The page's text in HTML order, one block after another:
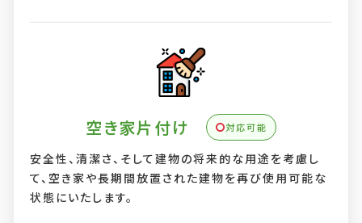
空き家片付け 対応可能
安全性、清潔さ、そして建物の将来的な用途を考慮し
て、空き家や長期間放置された建物を再び使用可能な
状態にいたします。